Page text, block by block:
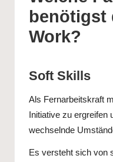
benötigst
Work?
Soft Skills
Als Fernarbeitskraft
Initiative zu ergreifen
wechselnde
Es versteht sich von